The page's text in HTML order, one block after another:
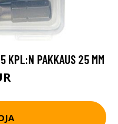
KPL:N PAKKAUS 25 MM